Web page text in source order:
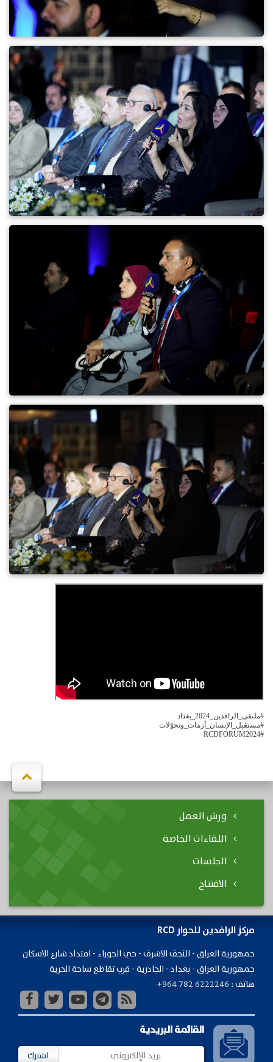
#ملتقى_الرافدين_2024_بغداد
#مستقبل_الإنسان_أزمات_وتحوّلات
‏#RCDFORUM2024
ورش العمل
اللقاءات الخاصة
الجلسات
الافتتاح
مركز الرافدين للحوار RCD
جمهورية ​العراق - النجف الاشرف - حي الحوراء - امتداد شارع الاسكان
جمهورية العراق - بغداد - الجادرية - قرب تقاطع ساحة الحرية
هاتف : +964 782 6222246
القائمة البريدية
اشترك